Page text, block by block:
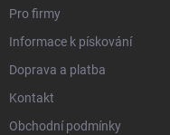
Pro firmy
Informace k pískování
Doprava a platba
Kontakt
Obchodní podmínky